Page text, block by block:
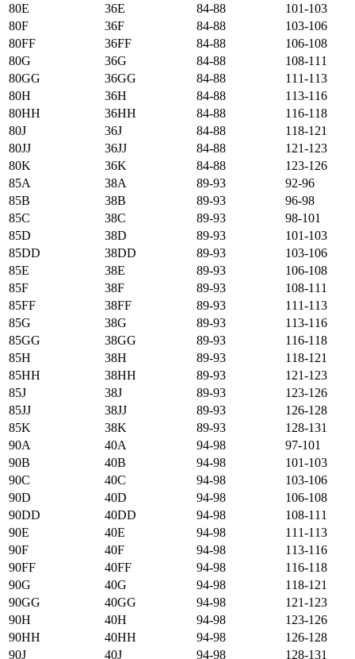
80E
36E 84-88
101-103
80F
36F 84-88
103-106
80FF
36FF 84-88
106-108
80G
36G 84-88
108-111
80GG
36GG 84-88
111-113
80H
36H 84-88
113-116
80HH
36HH 84-88
116-118
80J
36J 84-88
118-121
80JJ
36JJ 84-88
121-123
80K
36K 84-88
123-126
85А
38А 89-93
92-96
85B
38B 89-93
96-98
85C
38C 89-93
98-101
85D
38D 89-93
101-103
85DD
38DD 89-93
103-106
85E
38E 89-93
106-108
85F
38F 89-93
108-111
85FF
38FF 89-93
111-113
85G
38G 89-93
113-116
85GG
38GG 89-93
116-118
85H
38H 89-93
118-121
85HH
38HH 89-93
121-123
85J
38J 89-93
123-126
85JJ
38JJ 89-93
126-128
85K
38K 89-93
128-131
90А
40А 94-98
97-101
90B
40B 94-98
101-103
90C
40C 94-98
103-106
90D
40D 94-98
106-108
90DD
40DD 94-98
108-111
90E
40E 94-98
111-113
90F
40F 94-98
113-116
90FF
40FF 94-98
116-118
90G
40G 94-98
118-121
90GG
40GG 94-98
121-123
90H
40H 94-98
123-126
90HH
40HH 94-98
126-128
90J
40J 94-98 128-131